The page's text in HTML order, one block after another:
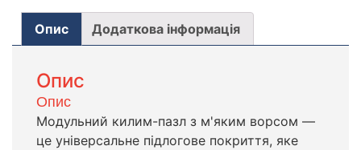
Опис Додаткова інформація
Опис
Опис
Модульний килим-пазл з м'яким ворсом —
це універсальне підлогове покриття, яке